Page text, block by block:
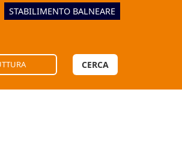
STABILIMENTO BALNEARE
CERCA